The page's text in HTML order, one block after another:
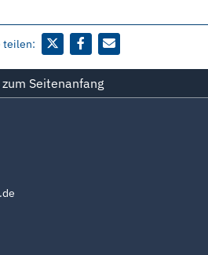
teilen:
Seitenanfang